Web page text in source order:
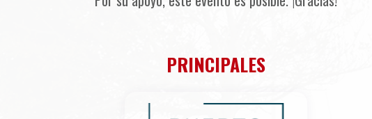
PRINCIPALES